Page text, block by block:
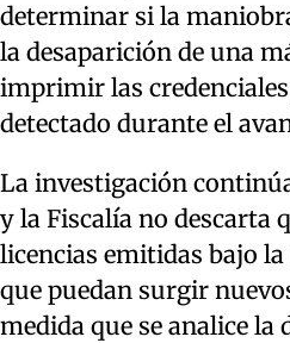
determinar si la
la desaparición de una
imprimir las
detectado durante el
La investigación
y la Fiscalía no descarta
licencias emitidas bajo
que puedan surgir
medida que se analice